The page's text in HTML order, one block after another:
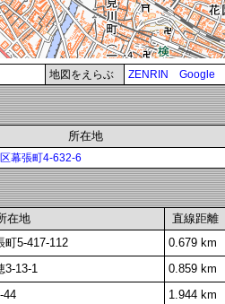
地図をえらぶ ZENRIN Google
所在地
幕張町4-632-6
在地 直線距離
町5-417-112 0.679 km
13-1 0.859 km
44 1.944 km